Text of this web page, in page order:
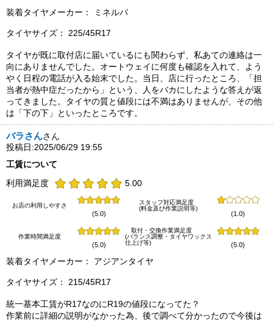
装着タイヤメーカー： ミネルバ
タイヤサイズ： 225/45R17
タイヤが既に取付店に届いているにも関わらず、私あての連絡は一
向にありませんでした。オートウェイに何度も確認を入れて、よう
やく日程の電話が入る始末でした。当日、店に行ったところ、「担
当者が熱中症だったから」という、人をバカにしたような答えが返
ってきました。タイヤの質と値段には不満はありませんが、その他
は「下の下」といったところです。
バラさんさん
投稿日:2025/06/29 19:55
工賃について
利用満足度
5.00
お店の利用しやすさ
(5.0)
スタッフ対応満足度
(料金及び作業説明等)
(1.0)
作業時間満足度
(5.0)
取付・交換作業満足度
(バランス調整・タイヤワックス
仕上げ等)
(5.0)
装着タイヤメーカー： アジアンタイヤ
タイヤサイズ： 215/45R17
統一基本工賃がR17なのにR19の値段になってた？
作業前に詳細の説明がなかった為、後で調べて分かったので今後は